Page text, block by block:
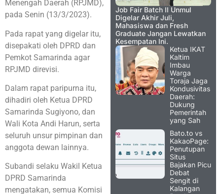
Menengah Daerah (RPJMD),
pada Senin (13/3/2023).
Pada rapat yang digelar itu,
disepakati oleh DPRD dan
Pemkot Samarinda agar
RPJMD direvisi.
Dalam rapat paripurna itu,
dihadiri oleh Ketua DPRD
Samarinda Sugiyono, dan
Wali Kota Andi Harun, serta
seluruh unsur pimpinan dan
anggota dewan lainnya.
Subandi selaku Wakil Ketua
DPRD Samarinda
mengatakan, semua Komisi
Job Fair Batch II Unmul
Digelar Akhir Juli,
Mahasiswa dan Fresh
Graduate Jangan Lewatkan
Kesempatan Ini.
Ketua IKAT
Kaltim
Imbau
Warga
Toraja Jaga
Kondusivitas
Daerah:
Dukung
Pemerintah
yang Sah
Bato.to vs
KakaoPage:
Penutupan
Situs
Bajakan Picu
Debat
Sengit di
Kalangan